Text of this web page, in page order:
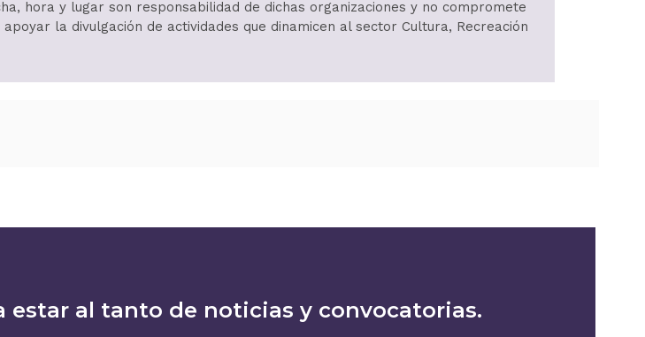
hora y lugar son responsabilidad de dichas organizaciones y no compromete
la divulgación de actividades que dinamicen al sector Cultura, Recreación
estar al tanto de noticias y convocatorias.